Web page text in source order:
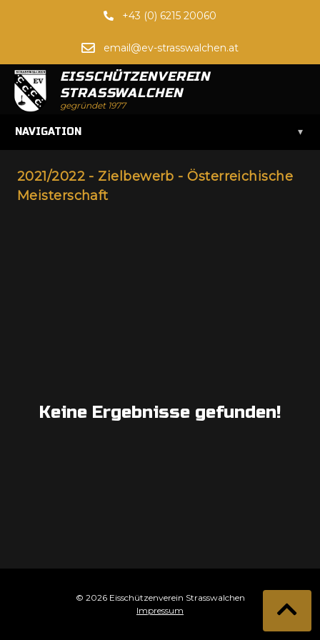
+43 (0) 6215 20060
email@ev-strasswalchen.at
EISSCHÜTZENVEREIN
STRASSWALCHEN
gegründet 1977
NAVIGATION ▾
2021/2022 - Zielbewerb - Österreichische
Meisterschaft
Keine Ergebnisse gefunden!
© 2026 Eisschützenverein Strasswalchen
Impressum